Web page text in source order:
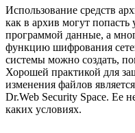
Использование средств
как в архив могут
программой данные, а
функцию шифрования
системы можно создать,
Хорошей практикой для
изменения файлов
Dr.Web Security Space. Ее
каких условиях.